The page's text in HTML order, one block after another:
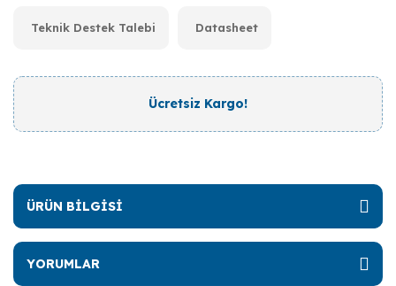
Teknik Destek Talebi Datasheet
Ücretsiz Kargo!
ÜRÜN BİLGİSİ
YORUMLAR